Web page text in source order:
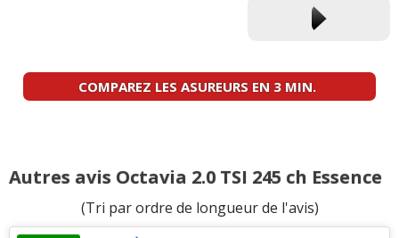
COMPAREZ LES ASUREURS EN 3 MIN.
Autres avis Octavia 2.0 TSI 245 ch Essence
(Tri par ordre de longueur de l'avis)